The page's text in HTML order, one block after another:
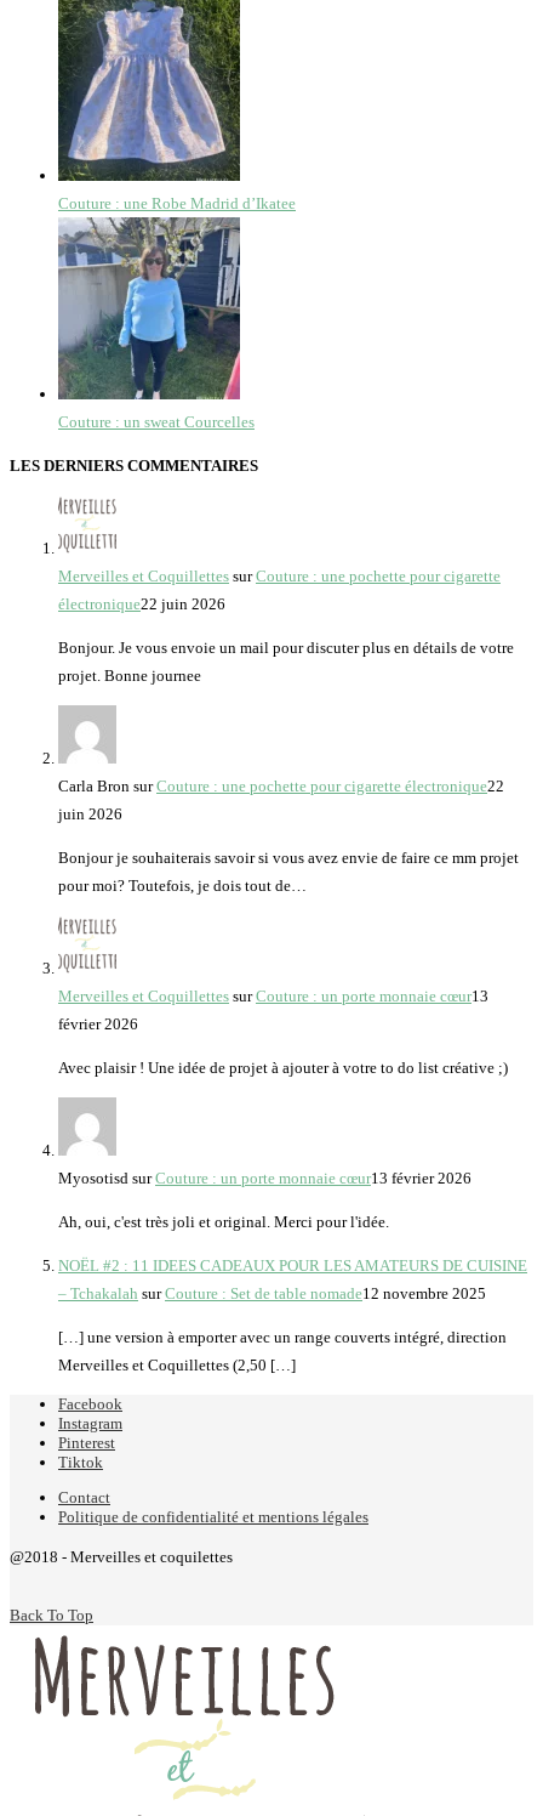
Couture : une Robe Madrid d’Ikatee
Couture : un sweat Courcelles
LES DERNIERS COMMENTAIRES
Merveilles et Coquillettes surCouture : une pochette pour cigarette
électronique22 juin 2026
Bonjour. Je vous envoie un mail pour discuter plus en détails de votre
projet. Bonne journee
Carla Bron surCouture : une pochette pour cigarette électronique22
juin 2026
Bonjour je souhaiterais savoir si vous avez envie de faire ce mm projet
pour moi? Toutefois, je dois tout de…
Merveilles et Coquillettes surCouture : un porte monnaie cœur13
février 2026
Avec plaisir ! Une idée de projet à ajouter à votre to do list créative ;)
Myosotisd surCouture : un porte monnaie cœur13 février 2026
Ah, oui, c'est très joli et original. Merci pour l'idée.
NOËL #2 : 11 IDEES CADEAUX POUR LES AMATEURS DE CUISINE
– Tchakalah surCouture : Set de table nomade12 novembre 2025
[…] une version à emporter avec un range couverts intégré, direction
Merveilles et Coquillettes (2,50 […]
Facebook
Instagram
Pinterest
Tiktok
Contact
Politique de confidentialité et mentions légales
@2018 - Merveilles et coquilettes
Back To Top